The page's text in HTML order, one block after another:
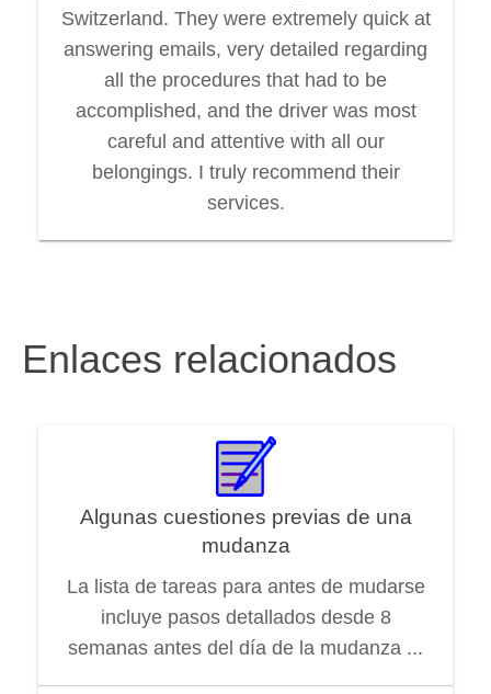
Switzerland. They were extremely quick at
answering emails, very detailed regarding
all the procedures that had to be
accomplished, and the driver was most
careful and attentive with all our
belongings. I truly recommend their
services.
Enlaces relacionados
Algunas cuestiones previas de una
mudanza
La lista de tareas para antes de mudarse
incluye pasos detallados desde 8
semanas antes del día de la mudanza ...